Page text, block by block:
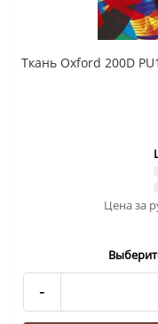
Ткань Oxford 200D
Цена за
-